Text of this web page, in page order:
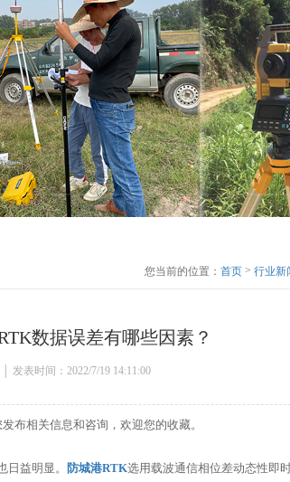
您当前的位置： 首页 > 行业新
数据误差有哪些因素？
│ 发表时间：2022/7/19 14:11:00
布相关信息和咨询，欢迎您的收藏。
益明显。
防城港RTK选用载波通信相位差动态性即